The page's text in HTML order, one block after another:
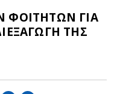
ΦΟΙΤΗΤΩΝ ΓΙΑ
ΤΗΣ